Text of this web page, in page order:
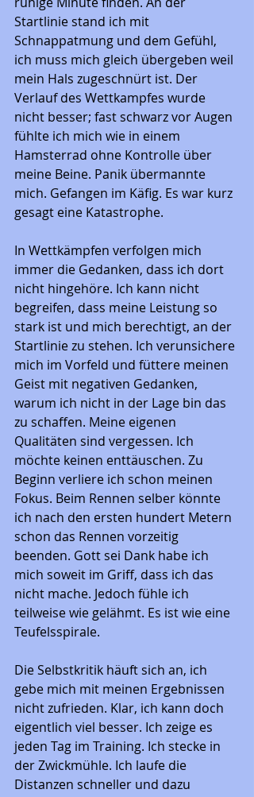
Startlinie stand ich mit
Schnappatmung und dem Gefühl,
ich muss mich gleich übergeben weil
mein Hals zugeschnürt ist. Der
Verlauf des Wettkampfes wurde
nicht besser; fast schwarz vor Augen
fühlte ich mich wie in einem
Hamsterrad ohne Kontrolle über
meine Beine. Panik übermannte
mich. Gefangen im Käfig. Es war kurz
gesagt eine Katastrophe.
In Wettkämpfen verfolgen mich
immer die Gedanken, dass ich dort
nicht hingehöre. Ich kann nicht
begreifen, dass meine Leistung so
stark ist und mich berechtigt, an der
Startlinie zu stehen. Ich verunsichere
mich im Vorfeld und füttere meinen
Geist mit negativen Gedanken,
warum ich nicht in der Lage bin das
zu schaffen. Meine eigenen
Qualitäten sind vergessen. Ich
möchte keinen enttäuschen. Zu
Beginn verliere ich schon meinen
Fokus. Beim Rennen selber könnte
ich nach den ersten hundert Metern
schon das Rennen vorzeitig
beenden. Gott sei Dank habe ich
mich soweit im Griff, dass ich das
nicht mache. Jedoch fühle ich
teilweise wie gelähmt. Es ist wie eine
Teufelsspirale.
Die Selbstkritik häuft sich an, ich
gebe mich mit meinen Ergebnissen
nicht zufrieden. Klar, ich kann doch
eigentlich viel besser. Ich zeige es
jeden Tag im Training. Ich stecke in
der Zwickmühle. Ich laufe die
Distanzen schneller und dazu